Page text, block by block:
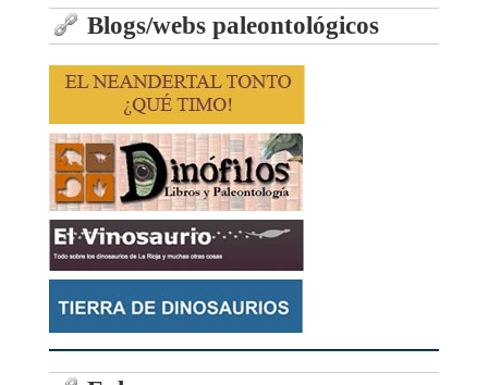
Blogs/webs paleontológicos